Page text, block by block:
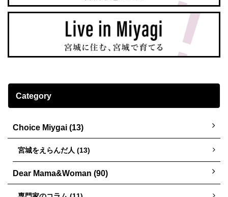
Category
Choice Miygai (13)
宮城をえらんだ人 (13)
Dear Mama&Woman (90)